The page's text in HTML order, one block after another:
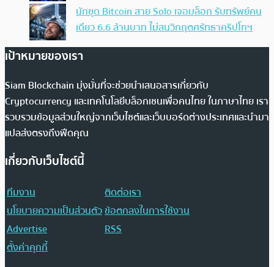
นักขุด Bitcoin สาย Solo เจอบล็อก รับทรัพย์คน
เดียว 6.6 ล้านบาท ไม่สนวิกฤตศรัทธาคริปโทฯ
เป้าหมายของเรา
Siam Blockchain มุ่งมั่นที่จะช่วยนำเสนอสารเกี่ยวกับ
Cryptocurrency และเทคโนโลยีบล็อกเชนเพื่อคนไทย ในภาษาไทย เรา
รวบรวมข้อมูลส่วนใหญ่จากเว็บไซต์และเว็บบอร์ดต่างประเทศและนำมา
แปลส่งตรงถึงฟีดคุณ
เกี่ยวกับเว็บไซต์นี้
ทีมงาน
ติดต่อเรา
นโยบายความเป็นส่วนตัวข้อตกลงในการใช้งาน
Advertise
RSS
ตั้งค่าคุกกี้